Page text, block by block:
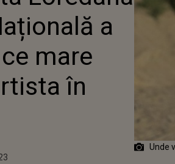
A BIFAT ARTISTA ÎN
a
mare
în
Unde